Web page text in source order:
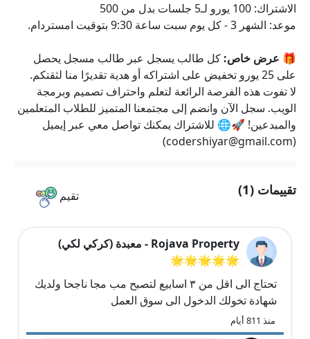
الاشتراك: 100 يورو لـ5 جلسات بدل من 500
موعد: الشهر 3 - كل يوم سبت ساعة 9:30 بتوقيت امستردام.
🎁 عرض خاص: كل طالب يسجل عبر طالب مسجل يحصل
على 25 يورو تخفيض على اشتراكه أو هدية تقديرًا منا لثقتكم.
لا تفوت هذه الفرصة الرائعة لتعلم واحتراف تصميم وبرمجة
الويب. سجل الآن وانضم إلى مجتمعنا المتميز للطلاب المتعلمين
والمبدعين! 🚀🌐 للاشتراك يمكنك تواصل معي عبر إيميل
(
codershiyar@gmail.com
)
تقيم تقييمات (1)
Rojava Property - معبدة (كركي لكي)
🌟🌟🌟🌟🌟
تحتاج الى اقل من ٣ اسابيع لتصبح مب مجا ناجحا ولديك
شهادة تخولك الدخول الى سوق العمل
منذ 811 أيام